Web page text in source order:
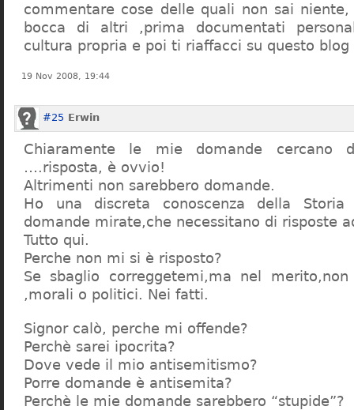
commentare cose delle quali non sai
bocca di altri ,prima documentati
cultura propria e poi ti riaffacci su questo blog
19 Nov 2008, 19:44
#25 Erwin
Chiaramente le mie domande cercano
….risposta, è ovvio!
Altrimenti non sarebbero domande.
Ho una discreta conoscenza della
domande mirate,che necessitano di risposte
Tutto qui.
Perche non mi si è risposto?
Se sbaglio correggetemi,ma nel
,morali o politici. Nei fatti.
Signor calò, perche mi offende?
Perchè sarei ipocrita?
Dove vede il mio antisemitismo?
Porre domande è antisemita?
Perchè le mie domande sarebbero “stupide”?